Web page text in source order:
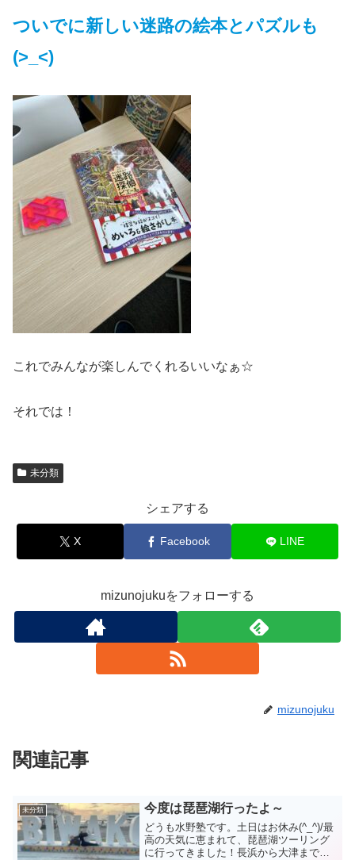
ついでに新しい迷路の絵本とパズルも
(>_<)
これでみんなが楽しんでくれるいいなぁ☆
それでは！
未分類
シェアする
X Facebook LINE
mizunojukuをフォローする
mizunojuku
関連記事
未分類 今度は琵琶湖行ったよ～
どうも水野塾です。土日はお休み(^_^)/最
高の天気に恵まれて、琵琶湖ツーリング
に行ってきました！長浜から大津まで左